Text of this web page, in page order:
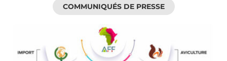
COMMUNIQUÉS DE PRESSE